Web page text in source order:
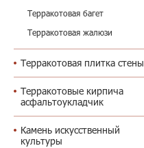
Терракотовая багет
Терракотовая жалюзи
Терракотовая плитка стены
Терракотовые кирпича
асфальтоукладчик
Камень искусственный
культуры